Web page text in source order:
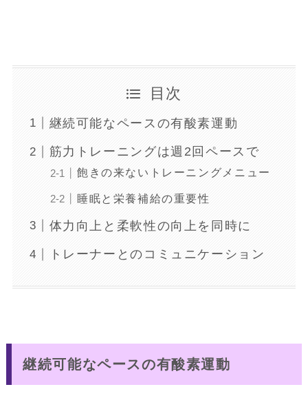
目次
継続可能なペースの有酸素運動
筋力トレーニングは週2回ペースで
飽きの来ないトレーニングメニュー
睡眠と栄養補給の重要性
体力向上と柔軟性の向上を同時に
トレーナーとのコミュニケーション
継続可能なペースの有酸素運動